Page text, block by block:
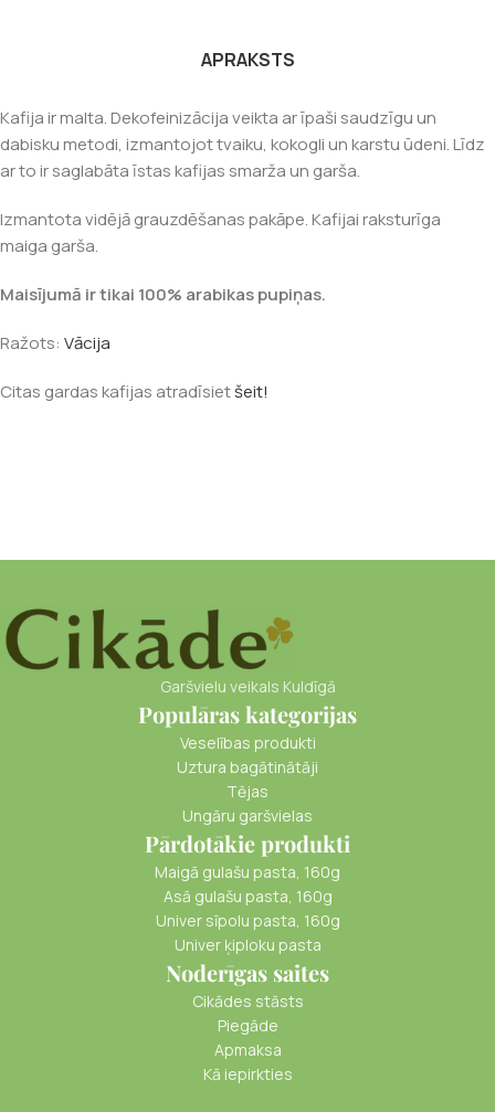
APRAKSTS
Kafija ir malta. Dekofeinizācija veikta ar īpaši saudzīgu un
dabisku metodi, izmantojot tvaiku, kokogli un karstu ūdeni. Līdz
ar to ir saglabāta īstas kafijas smarža un garša.
Izmantota vidējā grauzdēšanas pakāpe. Kafijai raksturīga
maiga garša.
Maisījumā ir tikai 100% arabikas pupiņas.
Ražots: Vācija
Citas gardas kafijas atradīsietšeit!
Garšvielu veikals Kuldīgā
Populāras kategorijas
Veselības produkti
Uztura bagātinātāji
Tējas
Ungāru garšvielas
Pārdotākie produkti
Maigā gulašu pasta, 160g
Asā gulašu pasta, 160g
Univer sīpolu pasta, 160g
Univer ķiploku pasta
Noderīgas saites
Cikādes stāsts
Piegāde
Apmaksa
Kā iepirkties